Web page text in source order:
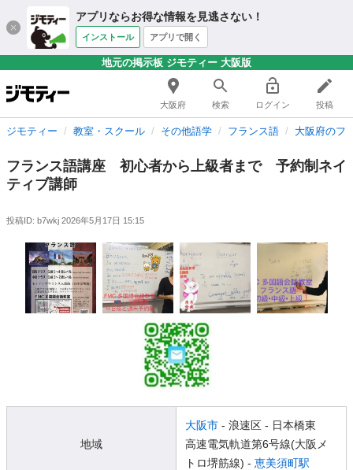
アプリならお得な情報を見逃さない！
インストール アプリで開く
地元の掲示板 ジモティー 大阪版
大阪府 検索 ログイン 投稿
ジモティー 教室・スクール その他語学 フランス語 大阪府のフ
フランス語講座 初心者から上級者まで 予約制ネイ
ティブ講師
投稿ID: b7wkj 2026年5月17日 15:15
地域
大阪市 - 浪速区 - 日本橋東
高速電気軌道第6号線(大阪メ
トロ堺筋線) - 恵美須町駅